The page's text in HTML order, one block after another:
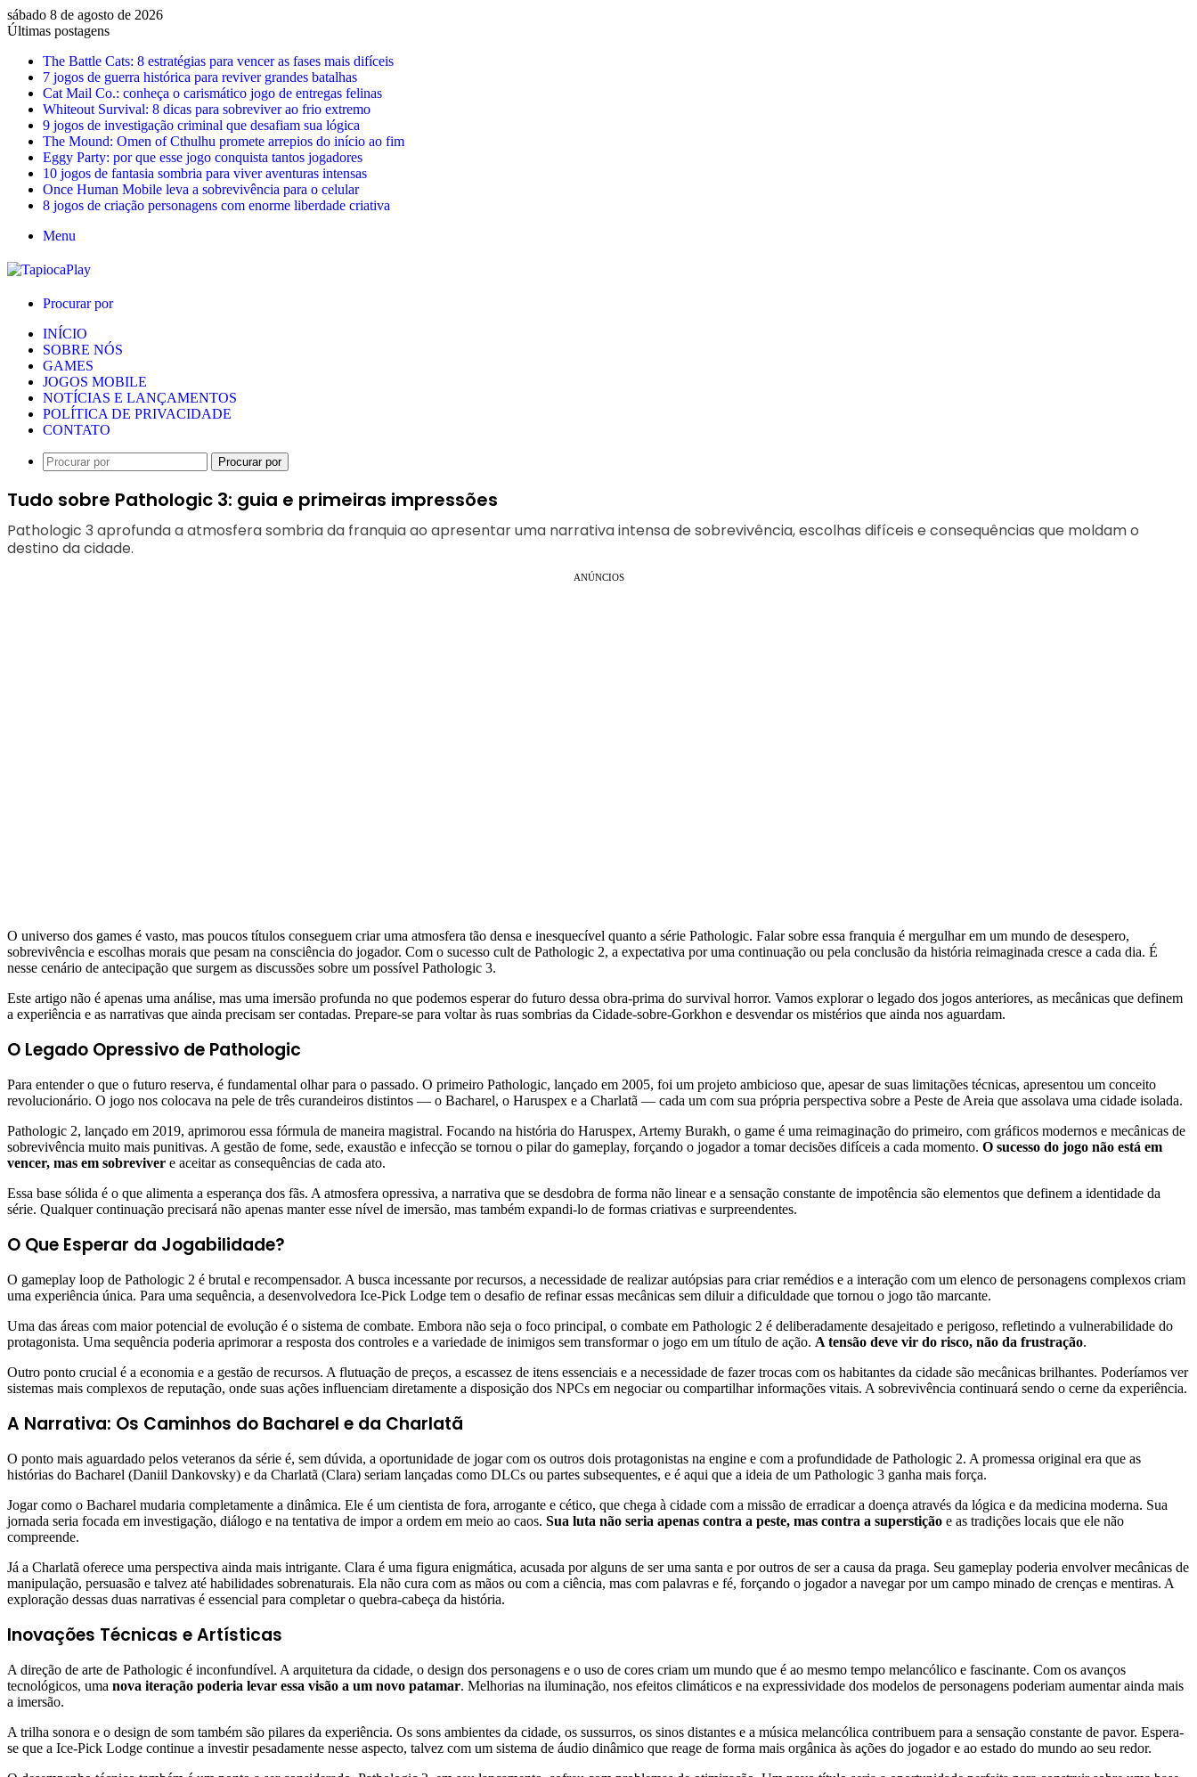
sábado 8 de agosto de 2026
Últimas postagens
The Battle Cats: 8 estratégias para vencer as fases mais difíceis
7 jogos de guerra histórica para reviver grandes batalhas
Cat Mail Co.: conheça o carismático jogo de entregas felinas
Whiteout Survival: 8 dicas para sobreviver ao frio extremo
9 jogos de investigação criminal que desafiam sua lógica
The Mound: Omen of Cthulhu promete arrepios do início ao fim
Eggy Party: por que esse jogo conquista tantos jogadores
10 jogos de fantasia sombria para viver aventuras intensas
Once Human Mobile leva a sobrevivência para o celular
8 jogos de criação personagens com enorme liberdade criativa
Menu
Procurar por
INÍCIO
SOBRE NÓS
GAMES
JOGOS MOBILE
NOTÍCIAS E LANÇAMENTOS
POLÍTICA DE PRIVACIDADE
CONTATO
Procurar por
Tudo sobre Pathologic 3: guia e primeiras impressões
Pathologic 3 aprofunda a atmosfera sombria da franquia ao apresentar uma narrativa intensa de sobrevivência, escolhas difíceis e consequências que moldam o
destino da cidade.
ANÚNCIOS
O universo dos games é vasto, mas poucos títulos conseguem criar uma atmosfera tão densa e inesquecível quanto a série Pathologic. Falar sobre essa franquia é mergulhar em um mundo de desespero,
sobrevivência e escolhas morais que pesam na consciência do jogador. Com o sucesso cult de Pathologic 2, a expectativa por uma continuação ou pela conclusão da história reimaginada cresce a cada dia. É
nesse cenário de antecipação que surgem as discussões sobre um possível Pathologic 3.
Este artigo não é apenas uma análise, mas uma imersão profunda no que podemos esperar do futuro dessa obra-prima do survival horror. Vamos explorar o legado dos jogos anteriores, as mecânicas que definem
a experiência e as narrativas que ainda precisam ser contadas. Prepare-se para voltar às ruas sombrias da Cidade-sobre-Gorkhon e desvendar os mistérios que ainda nos aguardam.
O Legado Opressivo de Pathologic
Para entender o que o futuro reserva, é fundamental olhar para o passado. O primeiro Pathologic, lançado em 2005, foi um projeto ambicioso que, apesar de suas limitações técnicas, apresentou um conceito
revolucionário. O jogo nos colocava na pele de três curandeiros distintos — o Bacharel, o Haruspex e a Charlatã — cada um com sua própria perspectiva sobre a Peste de Areia que assolava uma cidade isolada.
Pathologic 2, lançado em 2019, aprimorou essa fórmula de maneira magistral. Focando na história do Haruspex, Artemy Burakh, o game é uma reimaginação do primeiro, com gráficos modernos e mecânicas de
sobrevivência muito mais punitivas. A gestão de fome, sede, exaustão e infecção se tornou o pilar do gameplay, forçando o jogador a tomar decisões difíceis a cada momento. O sucesso do jogo não está em
vencer, mas em sobreviver e aceitar as consequências de cada ato.
Essa base sólida é o que alimenta a esperança dos fãs. A atmosfera opressiva, a narrativa que se desdobra de forma não linear e a sensação constante de impotência são elementos que definem a identidade da
série. Qualquer continuação precisará não apenas manter esse nível de imersão, mas também expandi-lo de formas criativas e surpreendentes.
O Que Esperar da Jogabilidade?
O gameplay loop de Pathologic 2 é brutal e recompensador. A busca incessante por recursos, a necessidade de realizar autópsias para criar remédios e a interação com um elenco de personagens complexos criam
uma experiência única. Para uma sequência, a desenvolvedora Ice-Pick Lodge tem o desafio de refinar essas mecânicas sem diluir a dificuldade que tornou o jogo tão marcante.
Uma das áreas com maior potencial de evolução é o sistema de combate. Embora não seja o foco principal, o combate em Pathologic 2 é deliberadamente desajeitado e perigoso, refletindo a vulnerabilidade do
protagonista. Uma sequência poderia aprimorar a resposta dos controles e a variedade de inimigos sem transformar o jogo em um título de ação. A tensão deve vir do risco, não da frustração.
Outro ponto crucial é a economia e a gestão de recursos. A flutuação de preços, a escassez de itens essenciais e a necessidade de fazer trocas com os habitantes da cidade são mecânicas brilhantes. Poderíamos ver
sistemas mais complexos de reputação, onde suas ações influenciam diretamente a disposição dos NPCs em negociar ou compartilhar informações vitais. A sobrevivência continuará sendo o cerne da experiência.
A Narrativa: Os Caminhos do Bacharel e da Charlatã
O ponto mais aguardado pelos veteranos da série é, sem dúvida, a oportunidade de jogar com os outros dois protagonistas na engine e com a profundidade de Pathologic 2. A promessa original era que as
histórias do Bacharel (Daniil Dankovsky) e da Charlatã (Clara) seriam lançadas como DLCs ou partes subsequentes, e é aqui que a ideia de um Pathologic 3 ganha mais força.
Jogar como o Bacharel mudaria completamente a dinâmica. Ele é um cientista de fora, arrogante e cético, que chega à cidade com a missão de erradicar a doença através da lógica e da medicina moderna. Sua
jornada seria focada em investigação, diálogo e na tentativa de impor a ordem em meio ao caos. Sua luta não seria apenas contra a peste, mas contra a superstição e as tradições locais que ele não
compreende.
Já a Charlatã oferece uma perspectiva ainda mais intrigante. Clara é uma figura enigmática, acusada por alguns de ser uma santa e por outros de ser a causa da praga. Seu gameplay poderia envolver mecânicas de
manipulação, persuasão e talvez até habilidades sobrenaturais. Ela não cura com as mãos ou com a ciência, mas com palavras e fé, forçando o jogador a navegar por um campo minado de crenças e mentiras. A
exploração dessas duas narrativas é essencial para completar o quebra-cabeça da história.
Inovações Técnicas e Artísticas
A direção de arte de Pathologic é inconfundível. A arquitetura da cidade, o design dos personagens e o uso de cores criam um mundo que é ao mesmo tempo melancólico e fascinante. Com os avanços
tecnológicos, uma nova iteração poderia levar essa visão a um novo patamar. Melhorias na iluminação, nos efeitos climáticos e na expressividade dos modelos de personagens poderiam aumentar ainda mais
a imersão.
A trilha sonora e o design de som também são pilares da experiência. Os sons ambientes da cidade, os sussurros, os sinos distantes e a música melancólica contribuem para a sensação constante de pavor. Espera-
se que a Ice-Pick Lodge continue a investir pesadamente nesse aspecto, talvez com um sistema de áudio dinâmico que reage de forma mais orgânica às ações do jogador e ao estado do mundo ao seu redor.